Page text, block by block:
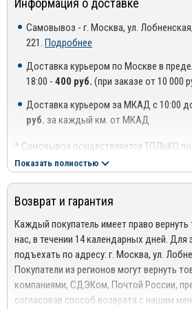
окружающей среды;
Невосприимчивость к
Простота в установке;
Экологичность;
Продолжительный срок службы.
В производстве используются
материалы от ведущих
Оргстекло высшего качества,
Оригинальный 3М скотч производства
официального дистрибьютора 3М в
Самовывоз - г. Москва, ул.
221. Подробнее
Доставка курьером по Москве в
18:00 - 400 руб. (при заказе от 10 000
Доставка курьером за МКАД с 10:00
руб. за каждый км. от МКАД
* Самовывоз осуществляется ТОЛЬКО
согласованию с менеджером!
**Доставка осуществляется до
проходная ТЦ или БЦ).
***Доставка до квартиры/офиса
весом до 10 кг., +200 руб. за заказ весом
РЕГИОНАЛЬНАЯ ДОСТАВКА ПО РОССИИ,
КАЗАХСТАНУ
Стоимость доставки от 1000 руб.
менеджером!
Показать полностью
Возврат и гарантия
Каждый покупатель имеет право вернуть
нас, в течении 14 календарных дней. Для
подъехать по адресу: г. Москва, ул.
Покупатели из регионов могут вернуть
компаниями, СДЭКом, Почтой России,
согласовав способ возврата с нашим